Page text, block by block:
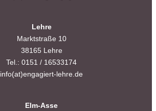
Lehre
Marktstraße 10
38165 Lehre
Tel.: 0151 / 16533174
info(at)engagiert-lehre.de
Elm-Asse